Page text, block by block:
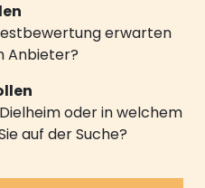
erwarten
Anbieter?
oder in welchem
auf der Suche?